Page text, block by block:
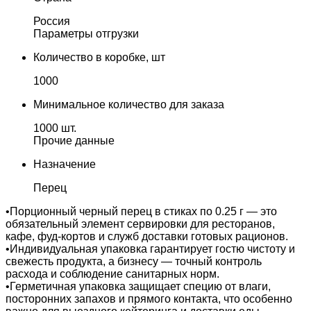
Россия
Параметры отгрузки
Количество в коробке, шт
1000
Минимальное количество для заказа
1000 шт.
Прочие данные
Назначение
Перец
•Порционный черный перец в стиках по 0.25 г — это
обязательный элемент сервировки для ресторанов,
кафе, фуд-кортов и служб доставки готовых рационов.
•Индивидуальная упаковка гарантирует гостю чистоту и
свежесть продукта, а бизнесу — точный контроль
расхода и соблюдение санитарных норм.
•Герметичная упаковка защищает специю от влаги,
посторонних запахов и прямого контакта, что особенно